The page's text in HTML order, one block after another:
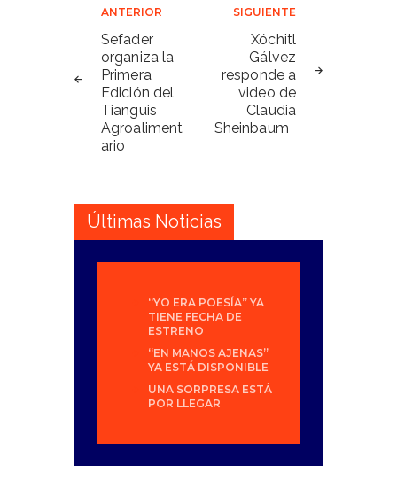
Navegación
de
entradas
ANTERIOR
Sefader
organiza la
Primera
Edición del
Tianguis
Agroaliment
ario
SIGUIENTE
Xóchitl
Gálvez
responde a
video de
Claudia
Sheinbaum
Últimas Noticias
“YO ERA POESÍA” YA
TIENE FECHA DE
ESTRENO
“EN MANOS AJENAS”
YA ESTÁ DISPONIBLE
UNA SORPRESA ESTÁ
POR LLEGAR